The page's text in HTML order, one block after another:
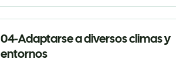
04-Adaptarse a diversos climas y
entornos